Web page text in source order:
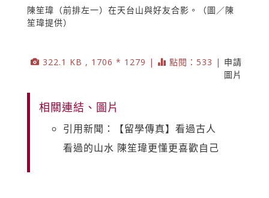
陳笙瑋（前排左一）在天台山與好友合影。（圖／陳
笙瑋提供）
322.1 KB , 1706 * 1279 | 點閱：533 | 申請
圖片
相關連結、圖片
引用新聞：【留學傳真】看過古人
看過的山水 陳笙瑋更懂更喜歡自己